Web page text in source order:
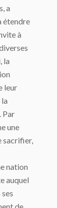
a
étendre
à
la
leur
Par
une
sacrifier,
nation
auquel
de